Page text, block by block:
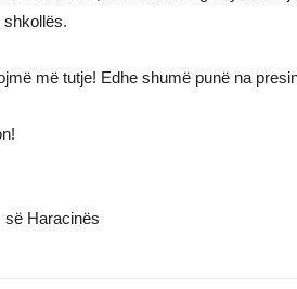
shkollës.
më tutje! Edhe shumë punë na
së Haracinës